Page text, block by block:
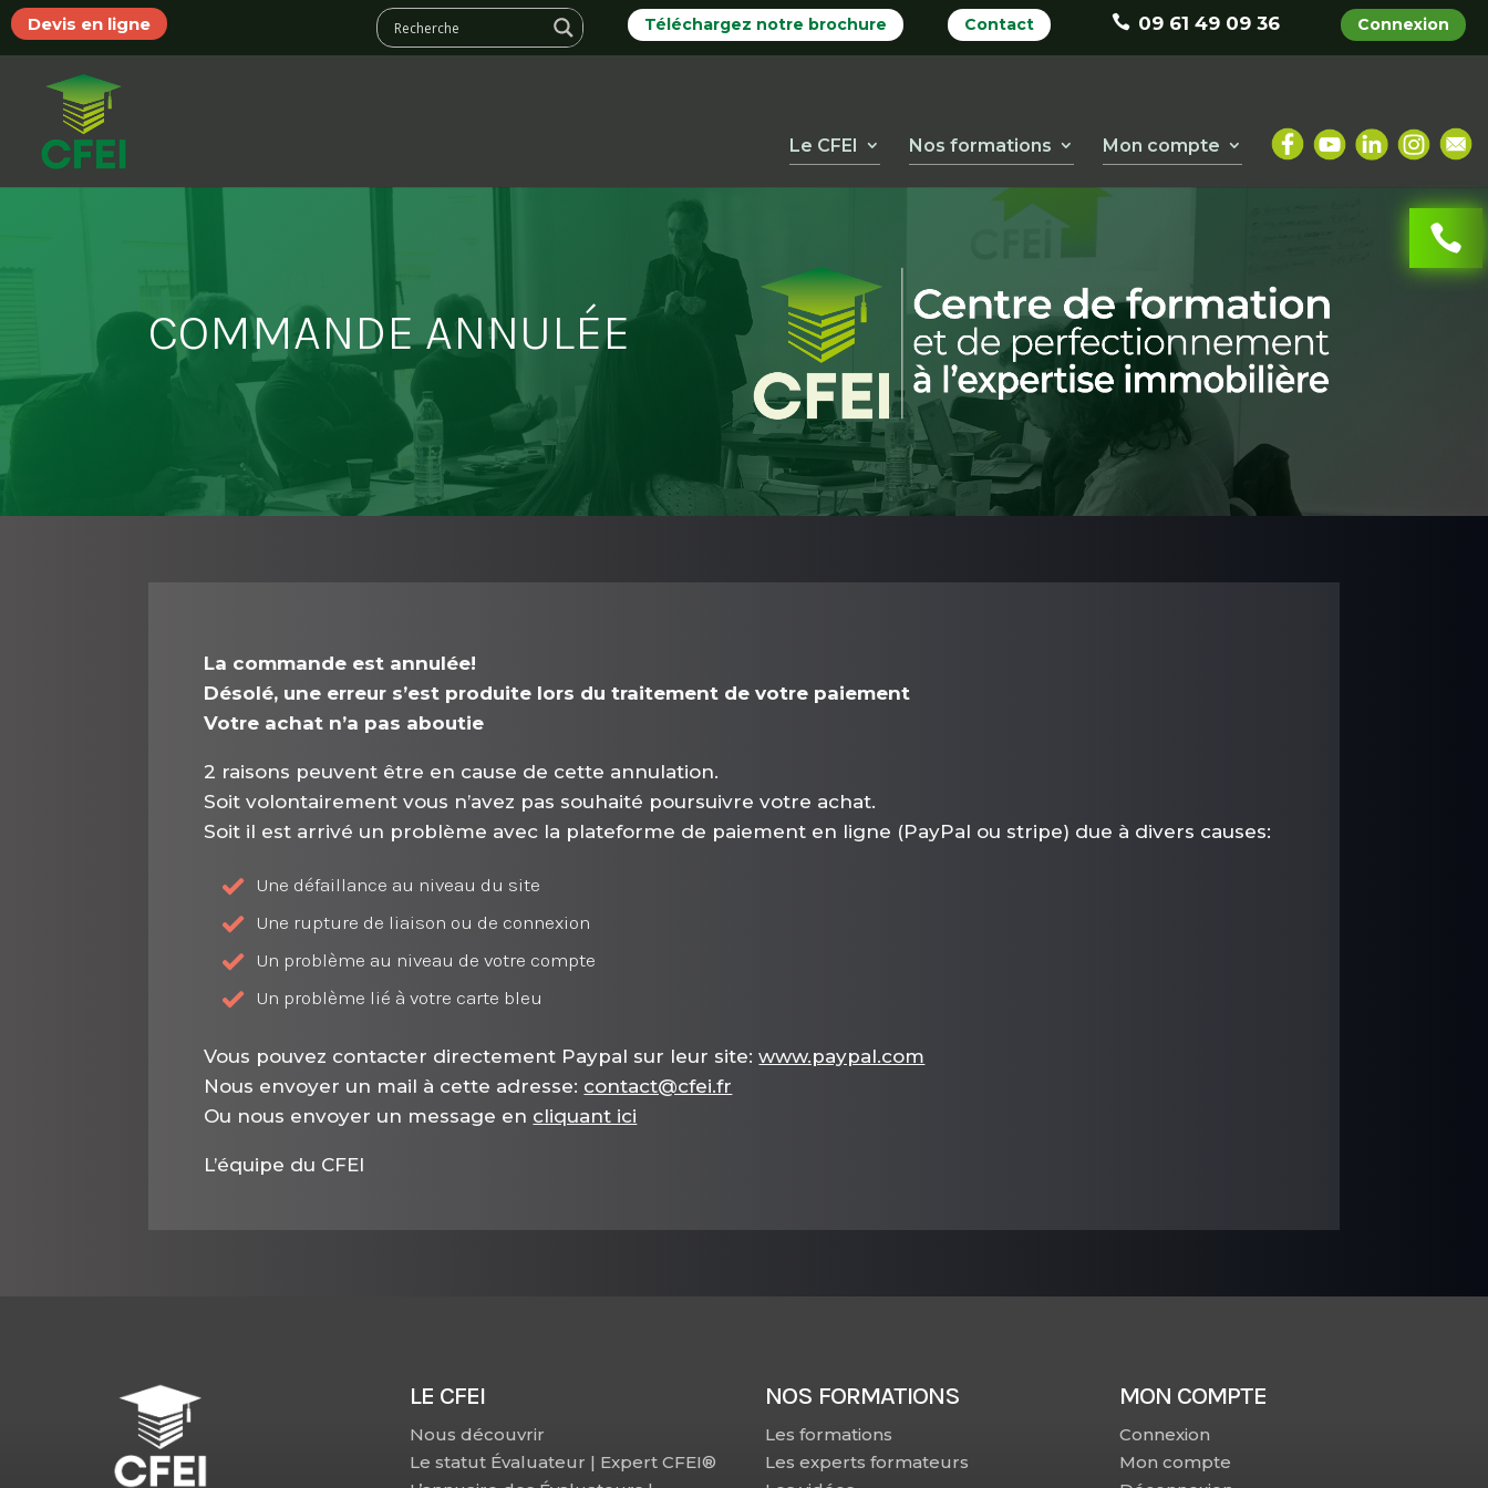
Devis en ligne Connexion
09 61 49 09 36
Contact
Téléchargez notre brochure
Le CFEI Nos formations Mon compte
COMMANDE ANNULÉE
La commande est annulée!
Désolé, une erreur s’est produite lors du traitement de votre paiement
Votre achat n’a pas aboutie
2 raisons peuvent être en cause de cette annulation.
Soit volontairement vous n’avez pas souhaité poursuivre votre achat.
Soit il est arrivé un problème avec la plateforme de paiement en ligne (PayPal ou stripe) due à divers causes:
Une défaillance au niveau du site
Une rupture de liaison ou de connexion
Un problème au niveau de votre compte
Un problème lié à votre carte bleu
Vous pouvez contacter directement Paypal sur leur site:www.paypal.com
Nous envoyer un mail à cette adresse: contact@cfei.fr
Ou nous envoyer un message en cliquant ici
L’équipe du CFEI
LE CFEI
Nous découvrir
Le statut Évaluateur | Expert CFEI®
NOS FORMATIONS
Les formations
Les experts formateurs
MON COMPTE
Connexion
Mon compte